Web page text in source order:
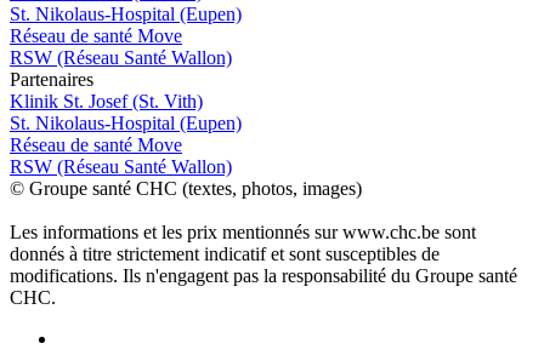
St. Nikolaus-Hospital (Eupen)
Réseau de santé Move
RSW (Réseau Santé Wallon)
Partenaires
Klinik St. Josef (St. Vith)
St. Nikolaus-Hospital (Eupen)
Réseau de santé Move
RSW (Réseau Santé Wallon)
© Groupe santé CHC (textes, photos, images)
Les informations et les prix mentionnés sur www.chc.be sont
donnés à titre strictement indicatif et sont susceptibles de
modifications. Ils n'engagent pas la responsabilité du Groupe santé
CHC.